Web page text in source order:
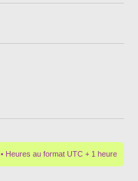
• Heures au format UTC + 1 heure